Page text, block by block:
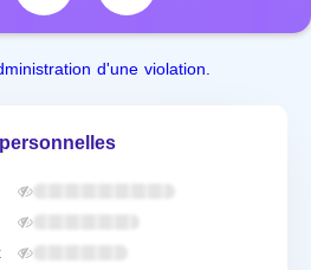
d'une violation.